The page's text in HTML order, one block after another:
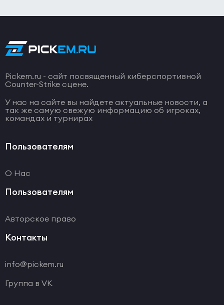
Pickem.ru - сайт посвященный киберспортивной
Counter-Strike сцене.
У нас на сайте вы найдете актуальные новости, а
так же самую свежую информацию об игроках,
командах и турнирах
Пользователям
О Нас
Пользователям
Авторское право
Контакты
info@pickem.ru
Группа в VK